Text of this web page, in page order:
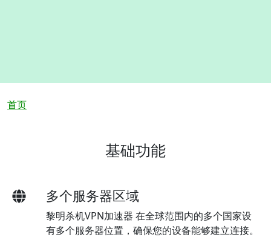
面包屑
首页
基础功能
多个服务器区域
黎明杀机VPN加速器 在全球范围内的多个国家设
有多个服务器位置，确保您的设备能够建立连接。